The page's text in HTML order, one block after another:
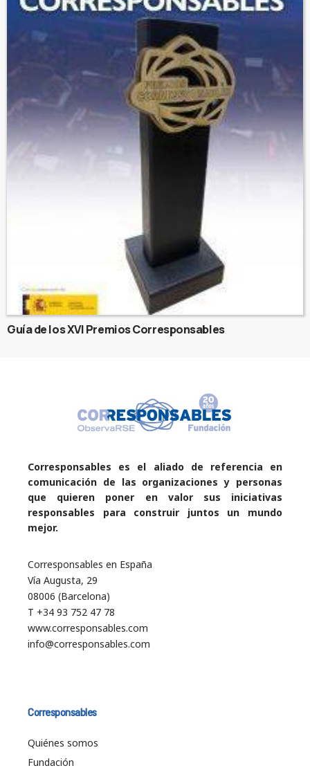
Guía de los XVI Premios Corresponsables
Corresponsables es el aliado de referencia en
comunicación de las organizaciones y personas
que quieren poner en valor sus iniciativas
responsables para construir juntos un mundo
mejor.
Corresponsables en España
Vía Augusta, 29
08006 (Barcelona)
T +34 93 752 47 78
www.corresponsables.com
info@corresponsables.com
Corresponsables
Quiénes somos
Fundación